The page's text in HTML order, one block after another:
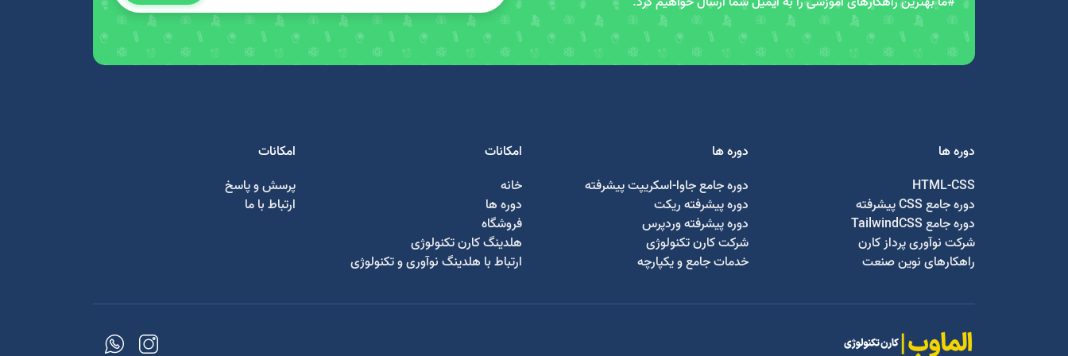
دوره ها
HTML-CSS
دوره جامع CSS پیشرفته
دوره جامع TailwindCSS
شرکت نوآوری پرداز کارن
راهکارهای نوین صنعت
دوره ها
دوره جامع جاوا-اسکریپت پیشرفته
دوره پیشرفته ریکت
دوره پیشرفته وردپرس
شرکت کارن تکنولوژی
خدمات جامع و یکپارچه
امکانات
خانه
دوره ها
فروشگاه
هلدینگ کارن تکنولوژی
ارتباط با هلدینگ نوآوری و تکنولوژی
امکانات
پرسش و پاسخ
ارتباط با ما